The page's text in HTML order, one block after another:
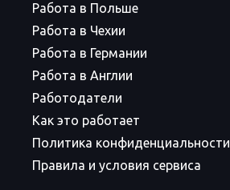
Работа в Польше
Работа в Чехии
Работа в Германии
Работа в Англии
Работодатели
Как это работает
Политика конфиденциальности
Правила и условия сервиса